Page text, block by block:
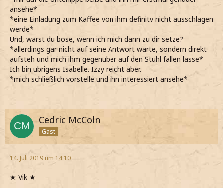
ansehe*
*eine Einladung zum Kaffee von ihm definitv nicht ausschlagen
werde*
Und, wärst du böse, wenn ich mich dann zu dir setze?
*allerdings gar nicht auf seine Antwort warte, sondern direkt
aufsteh und mich ihm gegenüber auf den Stuhl fallen lasse*
Ich bin übrigens Isabelle. Izzy reicht aber.
*mich schließlich vorstelle und ihn interessiert ansehe*
Cedric McColn
Gast
14. Juli 2019 um 14:10
★ Vik ★